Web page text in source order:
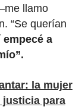
llamo
“Se querían
empecé a
la mujer
justicia para